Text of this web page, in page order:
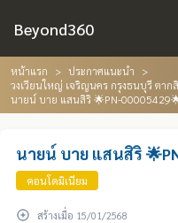
Beyond360
หน้าแรก
ประกาศแนะนำ
วงเวียนใหญ่ เจริญนคร กรุงธนบุรี ตา
นายน์ บาย แสนสิริ 🌟PN-
นายน์ บาย แสนสิริ
คอนโดมิเนียม
สร้างเมื่อ 15/01/2568